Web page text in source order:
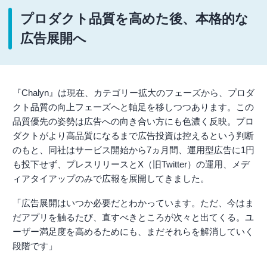
プロダクト品質を高めた後、本格的な
広告展開へ
『Chalyn』は現在、カテゴリー拡大のフェーズから、プロダ
クト品質の向上フェーズへと軸足を移しつつあります。この
品質優先の姿勢は広告への向き合い方にも色濃く反映。プロ
ダクトがより高品質になるまで広告投資は控えるという判断
のもと、同社はサービス開始から7ヵ月間、運用型広告に1円
も投下せず、プレスリリースとX（旧Twitter）の運用、メデ
ィアタイアップのみで広報を展開してきました。
「広告展開はいつか必要だとわかっています。ただ、今はま
だアプリを触るたび、直すべきところが次々と出てくる。ユ
ーザー満足度を高めるためにも、まだそれらを解消していく
段階です」